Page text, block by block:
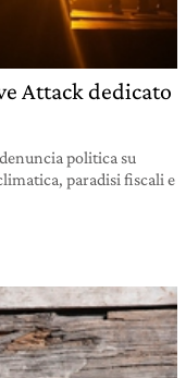
Attack dedicato
politica su
paradisi fiscali e